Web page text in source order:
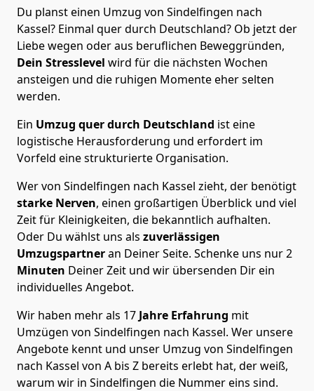
Du planst einen Umzug von Sindelfingen nach
Kassel? Einmal quer durch Deutschland? Ob jetzt der
Liebe wegen oder aus beruflichen Beweggründen,
Dein Stresslevel wird für die nächsten Wochen
ansteigen und die ruhigen Momente eher selten
werden.
Ein Umzug quer durch Deutschland ist eine
logistische Herausforderung und erfordert im
Vorfeld eine strukturierte Organisation.
Wer von Sindelfingen nach Kassel zieht, der benötigt
starke Nerven, einen großartigen Überblick und viel
Zeit für Kleinigkeiten, die bekanntlich aufhalten.
Oder Du wählst uns als zuverlässigen
Umzugspartneran Deiner Seite. Schenke uns nur2
Minuten Deiner Zeit und wir übersenden Dir ein
individuelles Angebot.
Wir haben mehr als 17 Jahre Erfahrung mit
Umzügen von Sindelfingen nach Kassel. Wer unsere
Angebote kennt und unser Umzug von Sindelfingen
nach Kassel von A bis Z bereits erlebt hat, der weiß,
warum wir in Sindelfingen die Nummer eins sind.